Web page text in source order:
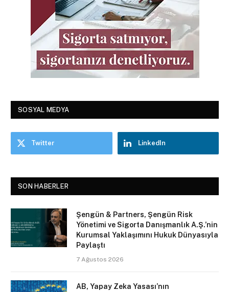
SOSYAL MEDYA
Twitter LinkedIn
SON HABERLER
Şengün & Partners, Şengün Risk
Yönetimi ve Sigorta Danışmanlık A.Ş.’nin
Kurumsal Yaklaşımını Hukuk Dünyasıyla
Paylaştı
7 Ağustos 2026
AB, Yapay Zeka Yasası’nın